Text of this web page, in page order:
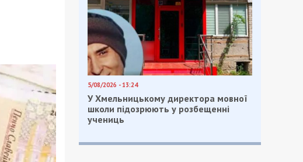
5/08/2026 - 13:24
У Хмельницькому директора мовної
школи підозрюють у розбещенні
учениць